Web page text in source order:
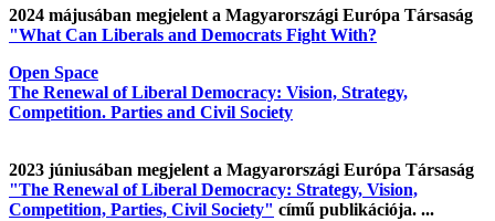
2024 májusában megjelent a Magyarországi Európa Társaság
"What Can Liberals and Democrats Fight With?
Open Space
The Renewal of Liberal Democracy: Vision, Strategy,
Competition. Parties and Civil Society
2023 júniusában megjelent a Magyarországi Európa Társaság
"The Renewal of Liberal Democracy: Strategy, Vision,
Competition, Parties, Civil Society" című publikációja. ...